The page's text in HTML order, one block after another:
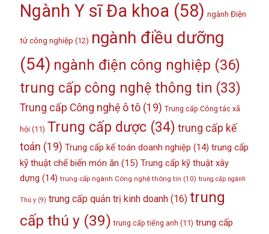
Ngành Y sĩ Đa khoa (58) ngành Điện
tử công nghiệp (12) ngành điều dưỡng
(54) ngành điện công nghiệp (36)
trung cấp công nghệ thông tin (33)
Trung cấp Công nghệ ô tô(19) Trung cấp Công tác xã
hội (11) Trung cấp dược(34) trung cấp kế
toán (19) Trung cấp kế toán doanh nghiệp (14) trung cấp
kỹ thuật chế biến món ăn (15) Trung cấp kỹ thuật xây
dựng (14) trung cấp ngành Công nghệ thông tin (10) trung cấp ngành
Thú y(9) trung cấp quản trị kinh doanh(16) trung
cấp thú y(39) trung cấp tiếng anh (11) trung cấp